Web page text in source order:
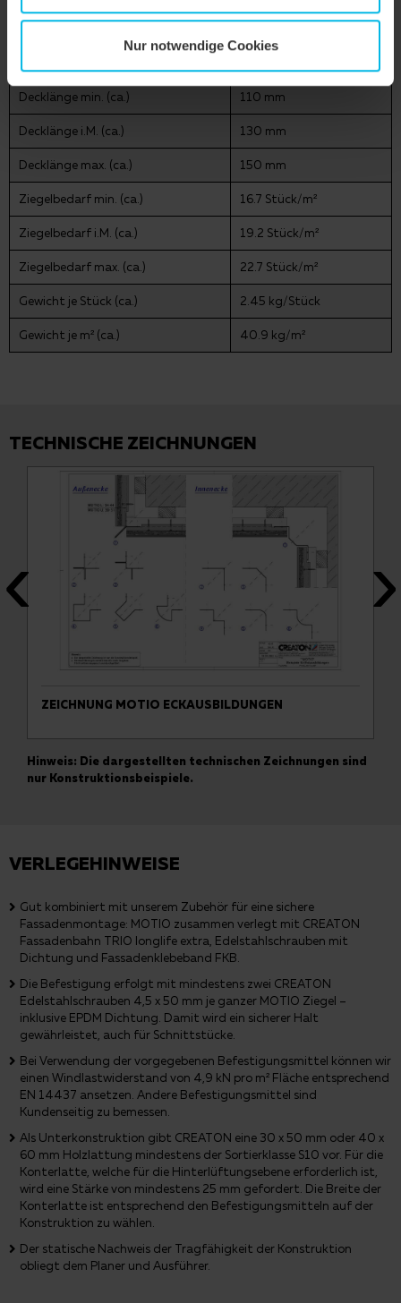
Nur notwendige Cookies
Decklänge min. (ca.) 110 mm
Decklänge i.M. (ca.) 130 mm
Decklänge max. (ca.) 150 mm
Ziegelbedarf min. (ca.) 16.7 Stück/m²
Ziegelbedarf i.M. (ca.) 19.2 Stück/m²
Ziegelbedarf max. (ca.) 22.7 Stück/m²
Gewicht je Stück (ca.) 2.45 kg/Stück
Gewicht je m² (ca.) 40.9 kg/m²
TECHNISCHE ZEICHNUNGEN
ZEICHNUNG MOTIO ECKAUSBILDUNGEN
Hinweis: Die dargestellten technischen Zeichnungen sind
nur Konstruktionsbeispiele.
VERLEGEHINWEISE
Gut kombiniert mit unserem Zubehör für eine sichere
Fassadenmontage: MOTIO zusammen verlegt mit CREATON
Fassadenbahn TRIO longlife extra, Edelstahlschrauben mit
Dichtung und Fassadenklebeband FKB.
Die Befestigung erfolgt mit mindestens zwei CREATON
Edelstahlschrauben 4,5 x 50 mm je ganzer MOTIO Ziegel –
inklusive EPDM Dichtung. Damit wird ein sicherer Halt
gewährleistet, auch für Schnittstücke.
Bei Verwendung der vorgegebenen Befestigungsmittel können wir
einen Windlastwiderstand von 4,9 kN pro m² Fläche entsprechend
EN 14437 ansetzen. Andere Befestigungsmittel sind
Kundenseitig zu bemessen.
Als Unterkonstruktion gibt CREATON eine 30 x 50 mm oder 40 x
60 mm Holzlattung mindestens der Sortierklasse S10 vor. Für die
Konterlatte, welche für die Hinterlüftungsebene erforderlich ist,
wird eine Stärke von mindestens 25 mm gefordert. Die Breite der
Konterlatte ist entsprechend den Befestigungsmitteln auf der
Konstruktion zu wählen.
Der statische Nachweis der Tragfähigkeit der Konstruktion
obliegt dem Planer und Ausführer.